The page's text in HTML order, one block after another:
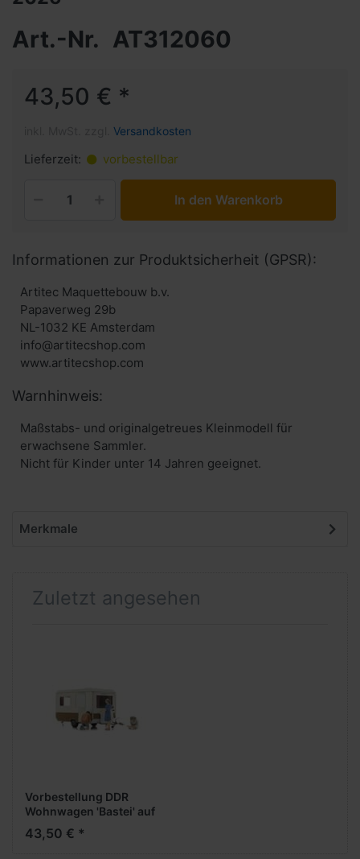
Art.-Nr. AT312060
43,50 € *
Versandkosten
Lieferzeit: vorbestellbar
In den Warenkorb
Informationen zur Produktsicherheit (GPSR):
Artitec Maquettebouw b.v.
Papaverweg 29b
NL-1032 KE Amsterdam
info@artitecshop.com
Warnhinweis:
Maßstabs- und originalgetreues Kleinmodell für
erwachsene Sammler.
Nicht für Kinder unter 14 Jahren geeignet.
Merkmale
Zuletzt angesehen
Vorbestellung DDR
Wohnwagen 'Bastei' auf
dem Campingplatz
-1:120- -Fertigmodell-
43,50 € *